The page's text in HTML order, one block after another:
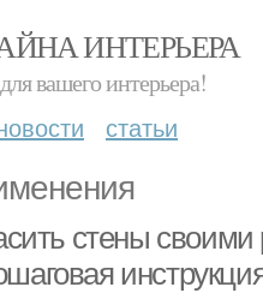
ИНТЕРЬЕРА
вашего интерьера!
статьи
стены